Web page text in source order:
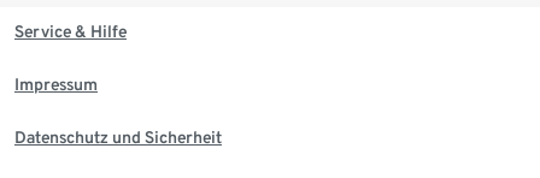
Service & Hilfe
Impressum
Datenschutz und Sicherheit